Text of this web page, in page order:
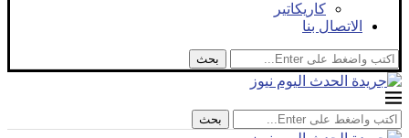
كاريكاتير
الاتصال بنا
بحث
بحث